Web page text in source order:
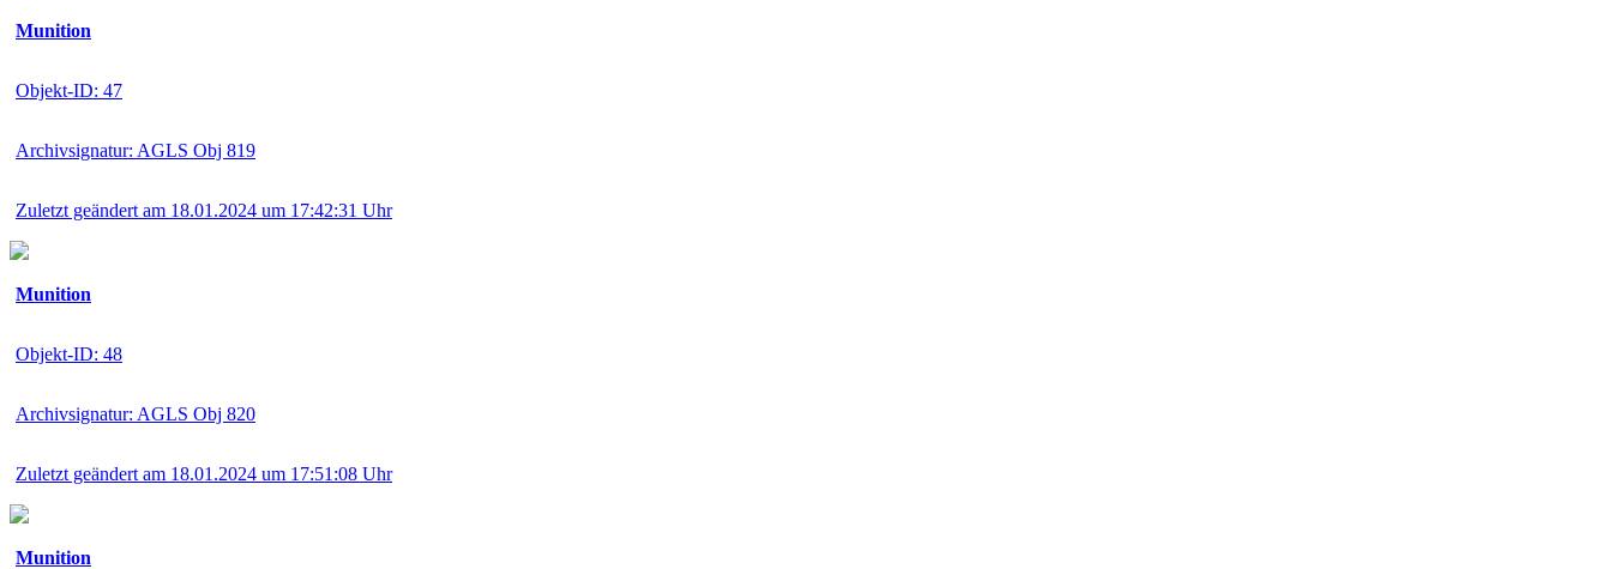
Munition
Objekt-ID: 47
Archivsignatur: AGLS Obj 819
Zuletzt geändert am 18.01.2024 um 17:42:31 Uhr
Munition
Objekt-ID: 48
Archivsignatur: AGLS Obj 820
Zuletzt geändert am 18.01.2024 um 17:51:08 Uhr
Munition